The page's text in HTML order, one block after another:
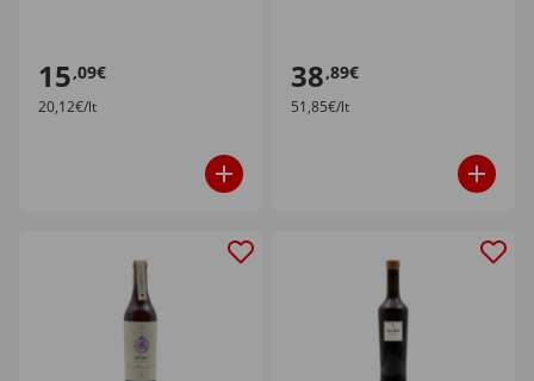
15,09€
20,12€/lt
38,89€
51,85€/lt